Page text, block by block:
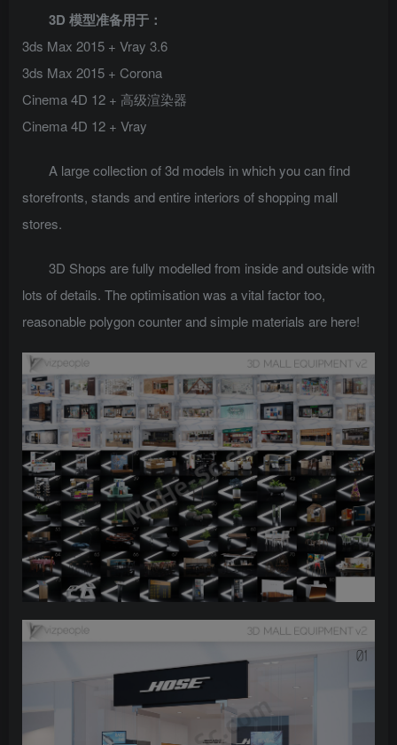
3D 模型准备用于：
3ds Max 2015 + Vray 3.6
3ds Max 2015 + Corona
Cinema 4D 12 + 高级渲染器
Cinema 4D 12 + Vray
A large collection of 3d models in which you can find
storefronts, stands and entire interiors of shopping mall
stores.
3D Shops are fully modelled from inside and outside with
lots of details. The optimisation was a vital factor too,
reasonable polygon counter and simple materials are here!